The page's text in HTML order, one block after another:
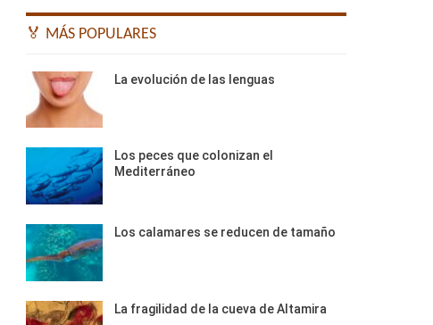
🏅 MÁS POPULARES
La evolución de las lenguas
Los peces que colonizan el
Mediterráneo
Los calamares se reducen de tamaño
La fragilidad de la cueva de Altamira